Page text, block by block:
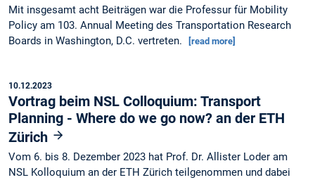
Mit insgesamt acht Beiträgen war die Professur für Mobility
Policy am 103. Annual Meeting des Transportation Research
Boards in Washington, D.C. vertreten.
[read more]
10.12.2023
Vortrag beim NSL Colloquium: Transport
Planning - Where do we go now? an der ETH
Zürich
Vom 6. bis 8. Dezember 2023 hat Prof. Dr. Allister Loder am
NSL Kolloquium an der ETH Zürich teilgenommen und dabei